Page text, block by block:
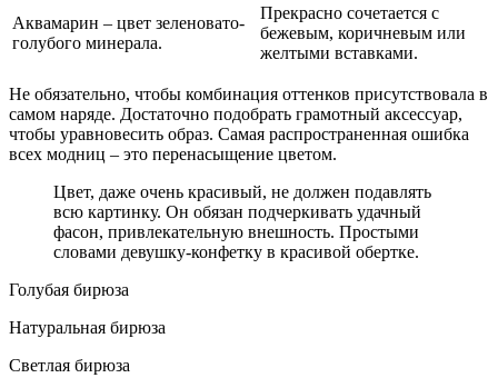
Аквамарин – цвет зеленовато-
голубого минерала.
Прекрасно сочетается с
бежевым, коричневым или
желтыми вставками.
Не обязательно, чтобы комбинация оттенков присутствовала в
самом наряде. Достаточно подобрать грамотный аксессуар,
чтобы уравновесить образ. Самая распространенная ошибка
всех модниц – это перенасыщение цветом.
Цвет, даже очень красивый, не должен подавлять
всю картинку. Он обязан подчеркивать удачный
фасон, привлекательную внешность. Простыми
словами девушку-конфетку в красивой обертке.
Голубая бирюза
Натуральная бирюза
Светлая бирюза